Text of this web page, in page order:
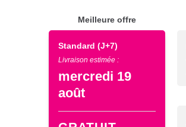
Meilleure offre
Standard (J+7)
Livraison estimée :
mercredi 19
août